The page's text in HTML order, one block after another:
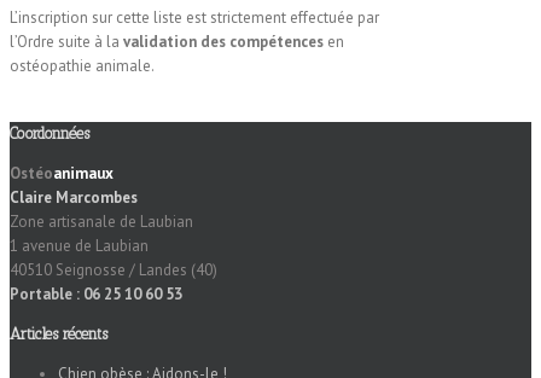
L’inscription sur cette liste est strictement effectuée par
l’Ordre suite à la validation des compétences en
ostéopathie animale.
Coordonnées
Ostéoanimaux
Claire Marcombes
Zone artisanale de Laubian
1 avenue de Laubian
40510 Seignosse / Landes (40)
Portable : 06 25 10 60 53
Articles récents
Chien obèse : Aidons-le !